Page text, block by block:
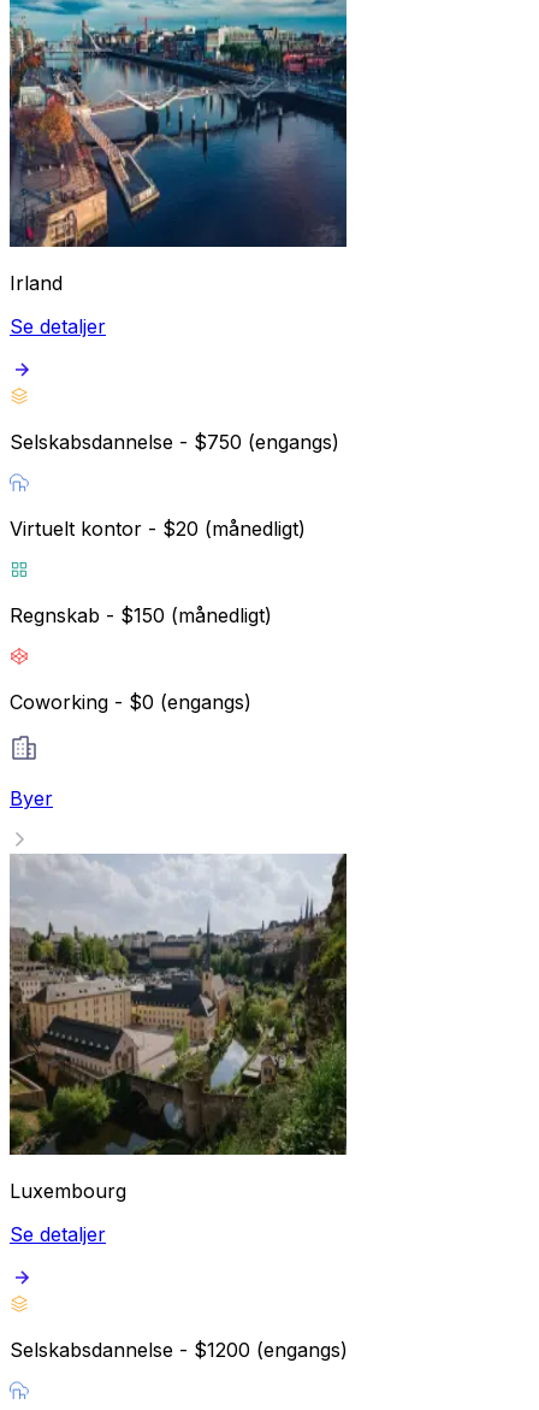
Irland
Se detaljer
Selskabsdannelse - $750 (engangs)
Virtuelt kontor - $20 (månedligt)
Regnskab - $150 (månedligt)
Coworking - $0 (engangs)
Byer
Luxembourg
Se detaljer
Selskabsdannelse - $1200 (engangs)